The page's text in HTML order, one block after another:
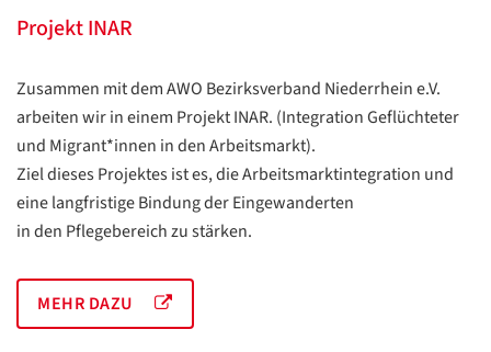
Projekt INAR
Zusammen mit dem AWO Bezirksverband Niederrhein e.V.
arbeiten wir in einem Projekt INAR. (Integration Geflüchteter
und Migrant*innen in den Arbeitsmarkt).
Ziel dieses Projektes ist es, die Arbeitsmarktintegration und
eine langfristige Bindung der Eingewanderten
in den Pflegebereich zu stärken.
MEHR DAZU